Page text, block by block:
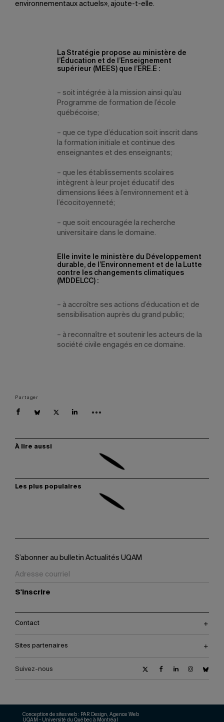
environnementaux actuels», ajoute-t-elle.
La Stratégie propose au ministère de
l’Éducation et de l’Enseignement
supérieur (MEES) que l’ERE.E :
– soit intégrée à la mission ainsi qu’au
Programme de formation de l’école
québécoise;
– que ce type d’éducation soit inscrit dans
la formation initiale et continue des
enseignantes et des enseignants;
– que les établissements scolaires
intègrent à leur projet éducatif des
dimensions liées à l’environnement et à
l’écocitoyenneté;
– que soit encouragée la recherche
universitaire dans le domaine.
Elle invite le ministère du Développement
durable, de l’Environnement et de la Lutte
contre les changements climatiques
(MDDELCC) :
– à accroître ses actions d’éducation et de
sensibilisation auprès du grand public;
– à reconnaître et soutenir les acteurs de la
société civile engagés en ce domaine.
Partager
À lire aussi
Les plus populaires
S’abonner au bulletin Actualités UQAM
S'inscrire
Contact
Sites partenaires
Suivez-nous
UQAM - Université du Québec à Montréal
Conception de sites web : PAR Design, Agence Web